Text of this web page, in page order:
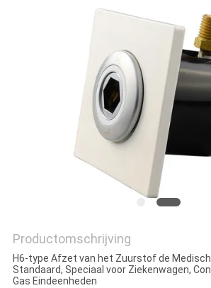
Productomschrijving
H6-type Afzet van het Zuurstof de
Standaard, Speciaal voor Ziekenwagen,
Gas Eindeenheden